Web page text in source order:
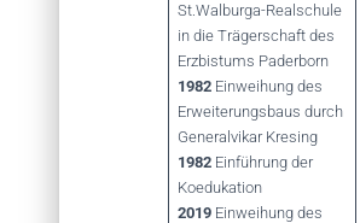
St.Walburga-Realschule
in die Trägerschaft des
Erzbistums Paderborn
1982Einweihung des
Erweiterungsbaus durch
Generalvikar Kresing
1982Einführung der
Koedukation
2019 Einweihung des